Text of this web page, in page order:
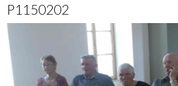
P1150202